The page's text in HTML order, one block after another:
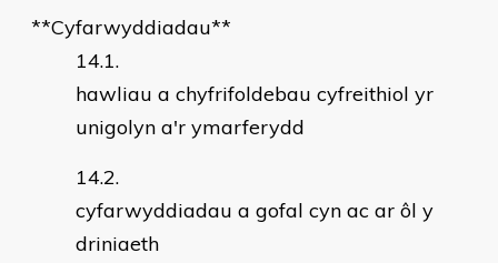
**Cyfarwyddiadau**
hawliau a chyfrifoldebau cyfreithiol yr
unigolyn a'r ymarferydd
cyfarwyddiadau a gofal cyn ac ar ôl y
driniaeth